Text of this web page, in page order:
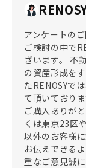
アンケートの
ご検討の中で
ざいます。 不
の資産形成を
たRENOSYで
て頂いており
ご購入ありが
くは東京23区
以外のお客様
お伝えできる
重なご意見誠